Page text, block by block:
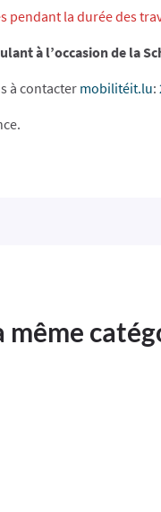
pendant la durée des
à l’occasion de
à contacter mobilitéit.lu:
même